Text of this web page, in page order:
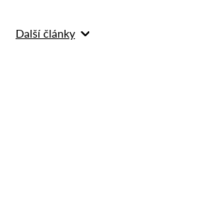
Další články